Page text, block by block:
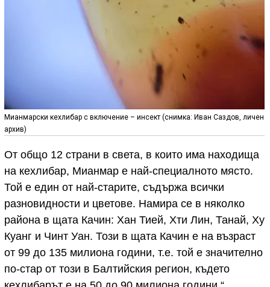
Мианмарски кехлибар с включение – инсект (снимка: Иван Саздов, личен
архив)
От общо 12 страни в света, в които има находища
на кехлибар, Мианмар е най-специалното място.
Той е един от най-старите, съдържа всички
разновидности и цветове. Намира се в няколко
района в щата Качин: Хан Тией, Хти Лин, Танай, Ху
Куанг и Чинт Уан. Този в щата Качин е на възраст
от 99 до 135 милиона години, т.е. той е значително
по-стар от този в Балтийския регион, където